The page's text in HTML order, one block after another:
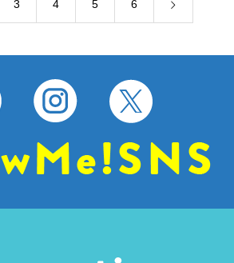
3 4 5 6